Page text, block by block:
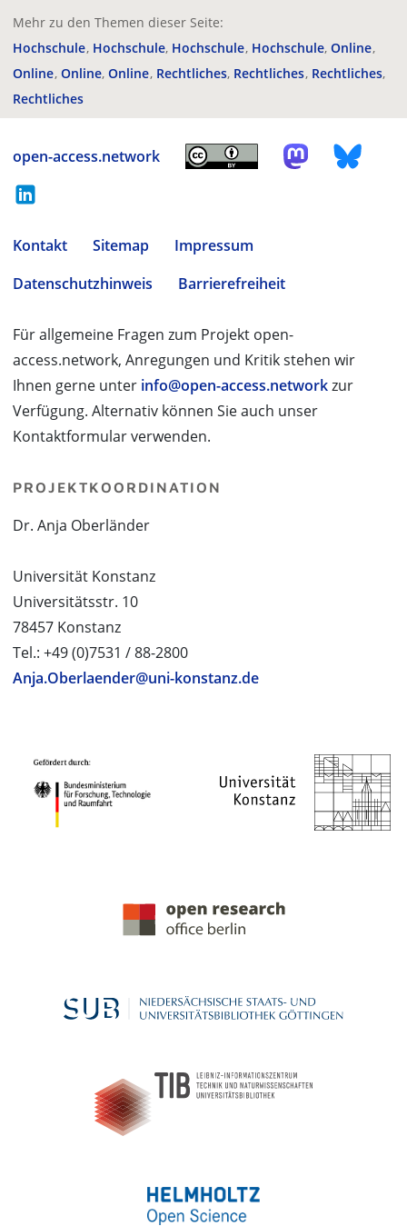
Mehr zu den Themen dieser Seite:
Hochschule Hochschule Hochschule Hochschule Online
Online Online Online Rechtliches Rechtliches Rechtliches
Rechtliches
open-access.network
Kontakt Sitemap
Impressum
Datenschutzhinweis
Barrierefreiheit
Für allgemeine Fragen zum Projekt open-
access.network, Anregungen und Kritik stehen wir
Ihnen gerne unter info@open-access.networkzur
Verfügung. Alternativ können Sie auch unser
Kontaktformular verwenden.
PROJEKTKOORDINATION
Dr. Anja Oberländer
Universität Konstanz
Universitätsstr. 10
78457 Konstanz
Tel.: +49 (0)7531 / 88-2800
Anja.Oberlaender@uni-konstanz.de